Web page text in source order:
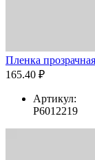
Пленка
165.40 ₽
Артикул:
Р6012219